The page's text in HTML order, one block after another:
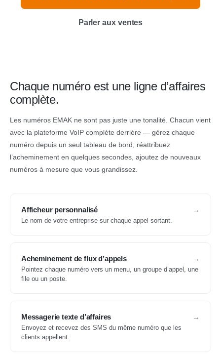
Parler aux ventes
Chaque numéro est une ligne d’affaires
complète.
Les numéros EMAK ne sont pas juste une tonalité. Chacun vient
avec la plateforme VoIP complète derrière — gérez chaque
numéro depuis un seul tableau de bord, réattribuez
l’acheminement en quelques secondes, ajoutez de nouveaux
numéros à mesure que vous grandissez.
Afficheur personnalisé
Le nom de votre entreprise sur chaque appel sortant.
Acheminement de flux d’appels
Pointez chaque numéro vers un menu, un groupe d’appel, une
file ou un poste.
Messagerie texte d’affaires
Envoyez et recevez des SMS du même numéro que les
clients appellent.